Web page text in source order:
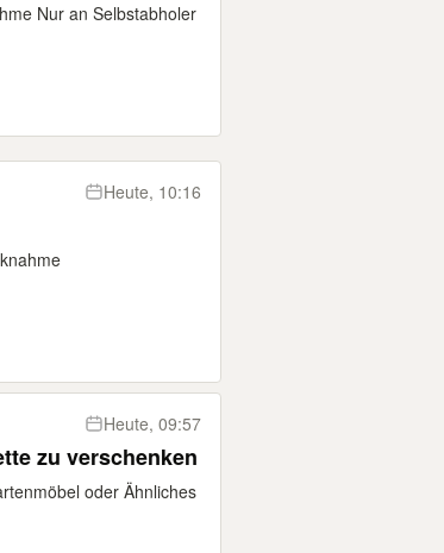
Nur an Selbstabholer
Heute, 10:16
Heute, 09:57
zu verschenken
oder Ähnliches